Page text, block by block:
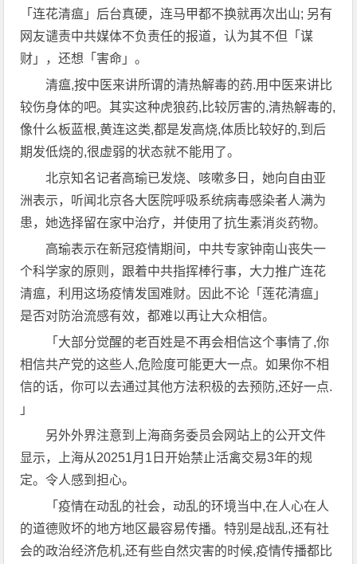
「连花清瘟」后台真硬，连马甲都不换就再次出山; 另有
网友谴责中共媒体不负责任的报道，认为其不但「谋
财」，还想「害命」。
清瘟,按中医来讲所谓的清热解毒的药.用中医来讲比
较伤身体的吧。其实这种虎狼药,比较厉害的,清热解毒的,
像什么板蓝根,黄连这类,都是发高烧,体质比较好的,到后
期发低烧的,很虚弱的状态就不能用了。
北京知名记者高瑜已发烧、咳嗽多日，她向自由亚
洲表示，听闻北京各大医院呼吸系统病毒感染者人满为
患，她选择留在家中治疗，并使用了抗生素消炎药物。
高瑜表示在新冠疫情期间，中共专家钟南山丧失一
个科学家的原则，跟着中共指挥棒行事，大力推广连花
清瘟，利用这场疫情发国难财。因此不论「莲花清瘟」
是否对防治流感有效，都难以再让大众相信。
「大部分觉醒的老百姓是不再会相信这个事情了,你
相信共产党的这些人,危险度可能更大一点。如果你不相
信的话，你可以去通过其他方法积极的去预防,还好一点.
」
另外外界注意到上海商务委员会网站上的公开文件
显示，上海从20251月1日开始禁止活禽交易3年的规
定。令人感到担心。
「疫情在动乱的社会，动乱的环境当中,在人心在人
的道德败坏的地方地区最容易传播。特别是战乱,还有社
会的政治经济危机,还有些自然灾害的时候,疫情传播都比